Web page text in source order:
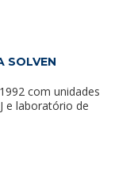
SOLVEN
com unidades
e laboratório de